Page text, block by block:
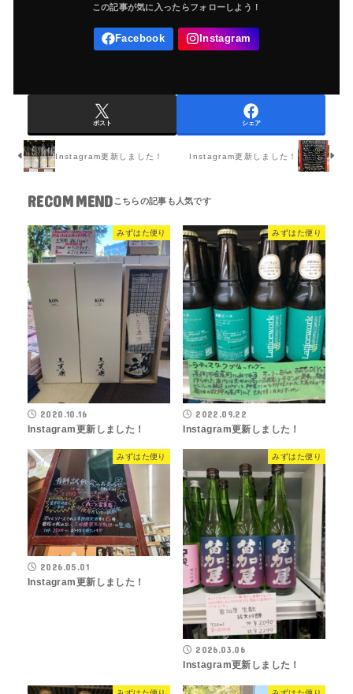
ポスト シェア
Instagram更新しました！ Instagram更新しました！
RECOMMEND
みずはた便り
2020.10.16
Instagram更新しました！
みずはた便り
2022.09.22
Instagram更新しました！
みずはた便り
2026.05.01
Instagram更新しました！
みずはた便り
2026.03.06
Instagram更新しました！